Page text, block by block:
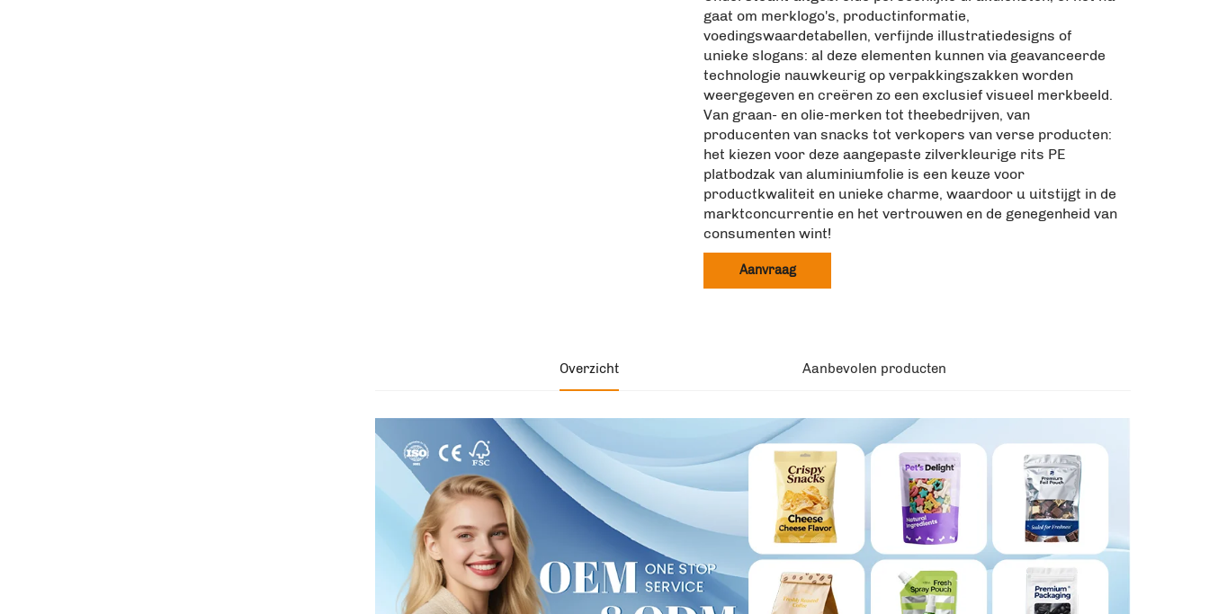
gaat om merklogo's, productinformatie,
voedingswaardetabellen, verfijnde illustratiedesigns of
unieke slogans: al deze elementen kunnen via geavanceerde
technologie nauwkeurig op verpakkingszakken worden
weergegeven en creëren zo een exclusief visueel merkbeeld.
Van graan- en olie-merken tot theebedrijven, van
producenten van snacks tot verkopers van verse producten:
het kiezen voor deze aangepaste zilverkleurige rits PE
platbodzak van aluminiumfolie is een keuze voor
productkwaliteit en unieke charme, waardoor u uitstijgt in de
marktconcurrentie en het vertrouwen en de genegenheid van
consumenten wint!
Aanvraag
Overzicht Aanbevolen producten